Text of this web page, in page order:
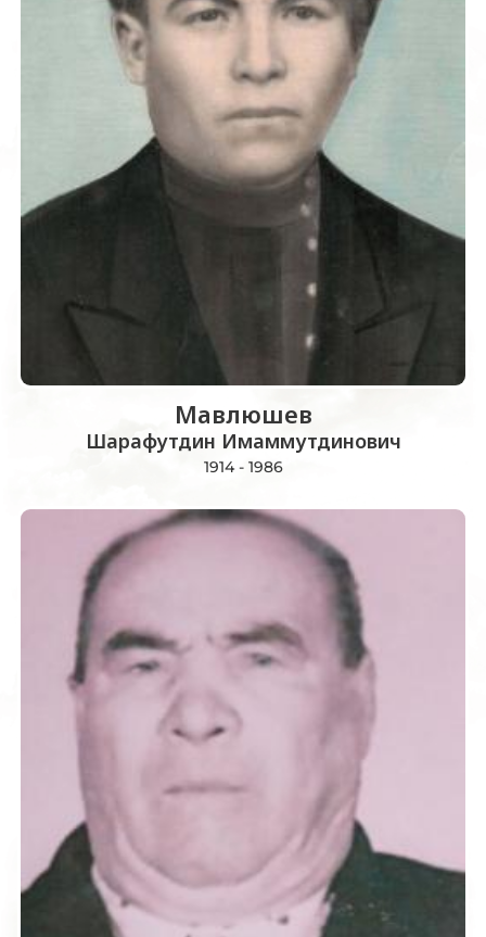
Мавлюшев
Шарафутдин Имаммутдинович
1914 - 1986